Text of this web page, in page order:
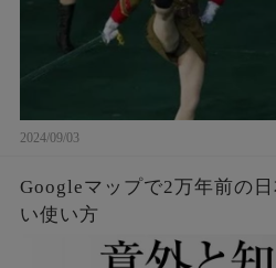
2024/09/03
Googleマップで2万年前の
い使い方